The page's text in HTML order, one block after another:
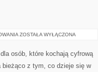
PSYCHOLOGIA
ZOSTAŁA WYŁĄCZONA
osób, które kochają cyfrową
bieżąco z tym, co dzieje się w